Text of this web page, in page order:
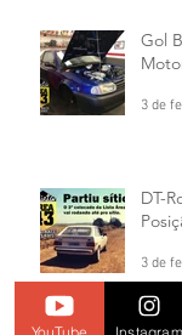
Gol
3 de
DT-
3 de
YouTube Instagram